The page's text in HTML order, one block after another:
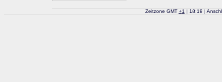
Zeitzone GMT +1 | 18:19 |